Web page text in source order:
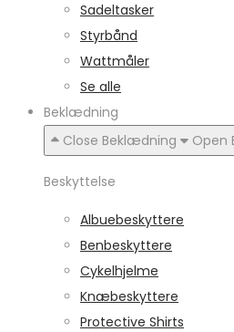
Sadeltasker
Styrbånd
Wattmåler
Se alle
Beklædning
Close Beklædning
Open
Beskyttelse
Albuebeskyttere
Benbeskyttere
Cykelhjelme
Knæbeskyttere
Protective Shirts